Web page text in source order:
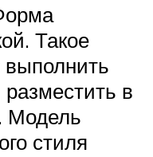
Такое
в
Модель
стиля